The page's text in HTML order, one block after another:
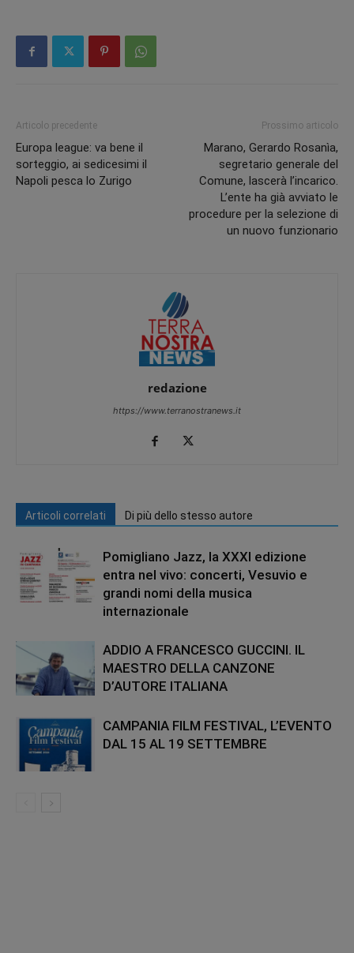
Articolo precedente
Europa league: va bene il
sorteggio, ai sedicesimi il
Napoli pesca lo Zurigo
Prossimo articolo
Marano, Gerardo Rosanìa,
segretario generale del
Comune, lascerà l’incarico.
L’ente ha già avviato le
procedure per la selezione di
un nuovo funzionario
redazione
https://www.terranostranews.it
Articoli correlati Di più dello stesso autore
Pomigliano Jazz, la XXXI edizione
entra nel vivo: concerti, Vesuvio e
grandi nomi della musica
internazionale
ADDIO A FRANCESCO GUCCINI. IL
MAESTRO DELLA CANZONE
D’AUTORE ITALIANA
CAMPANIA FILM FESTIVAL, L’EVENTO
DAL 15 AL 19 SETTEMBRE